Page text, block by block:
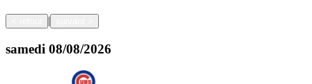
|
samedi 08/08/2026